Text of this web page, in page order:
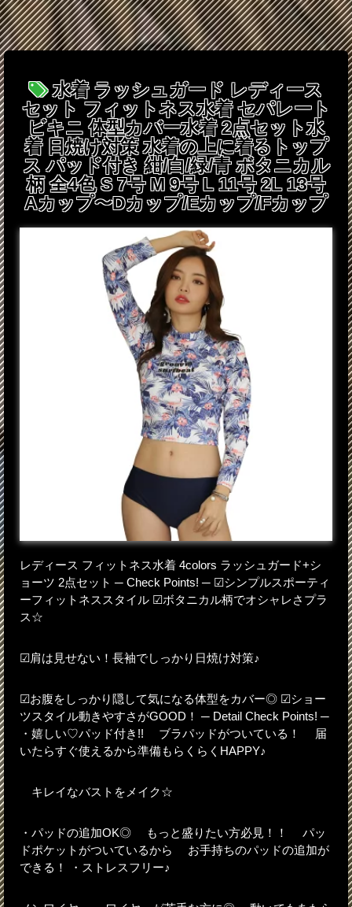
水着 ラッシュガード レディース
セット フィットネス水着 セパレート
ビキニ 体型カバー水着 2点セット水
着 日焼け対策 水着の上に着るトップ
ス パッド付き 紺/白/緑/青 ボタニカル
柄 全4色 S 7号 M 9号 L 11号 2L 13号
Aカップ〜Dカップ/Eカップ/Fカップ
レディース フィットネス水着 4colors ラッシュガード+シ
ョーツ 2点セット ─ Check Points! ─ ☑シンプルスポーティ
ーフィットネススタイル ☑ボタニカル柄でオシャレさプラ
ス☆
☑肩は見せない！長袖でしっかり日焼け対策♪
☑お腹をしっかり隠して気になる体型をカバー◎ ☑ショー
ツスタイル動きやすさがGOOD！ ─ Detail Check Points! ─
・嬉しい♡パッド付き!! ブラパッドがついている！ 届
いたらすぐ使えるから準備もらくらくHAPPY♪
キレイなバストをメイク☆
・パッドの追加OK◎ もっと盛りたい方必見！！ パッ
ドポケットがついているから お手持ちのパッドの追加が
できる！ ・ストレスフリー♪